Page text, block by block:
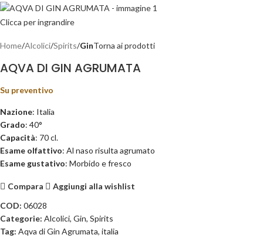
Clicca per ingrandire
Home Alcolici Spirits GinTorna ai prodotti
AQVA DI GIN AGRUMATA
Su preventivo
Nazione: Italia
Grado: 40°
Capacità: 70 cl.
Esame olfattivo: Al naso risulta agrumato
Esame gustativo: Morbido e fresco
Compara
Aggiungi alla wishlist
COD: 06028
Categorie: Alcolici, Gin, Spirits
Tag: Aqva di Gin Agrumata, italia